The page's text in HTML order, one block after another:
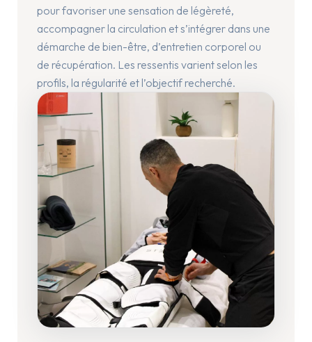
pour favoriser une sensation de légèreté,
accompagner la circulation et s’intégrer dans une
démarche de bien-être, d’entretien corporel ou
de récupération. Les ressentis varient selon les
profils, la régularité et l’objectif recherché.